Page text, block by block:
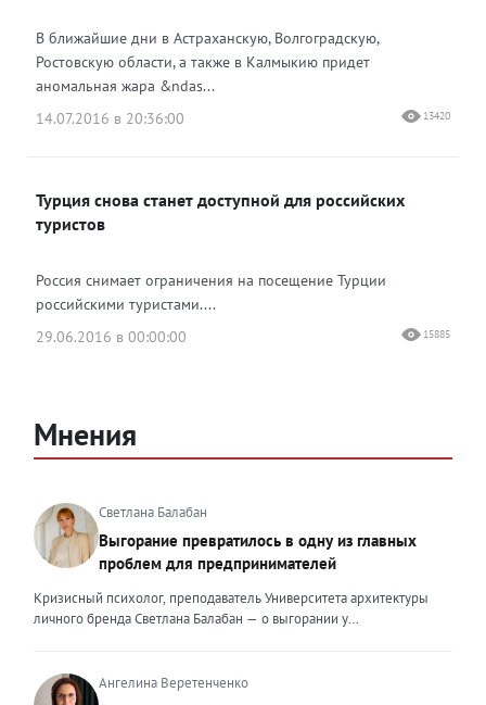
В ближайшие дни в Астраханскую, Волгоградскую,
Ростовскую области, а также в Калмыкию придет
аномальная жара &ndas...
14.07.2016 в 20:36:00
13420
Турция снова станет доступной для российских
туристов
Россия снимает ограничения на посещение Турции
российскими туристами....
29.06.2016 в 00:00:00
15885
Мнения
Светлана Балабан
Выгорание превратилось в одну из главных
проблем для предпринимателей
Кризисный психолог, преподаватель Университета архитектуры
личного бренда Светлана Балабан — о выгорании у
проблемой, однако выгорание у предпринимателей заметно
отличается от выгорания у наёмных сотрудников. Наёмный
Ангелина Веретенченко